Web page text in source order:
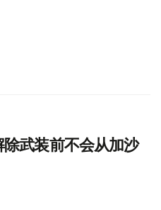
武装前不会从加沙